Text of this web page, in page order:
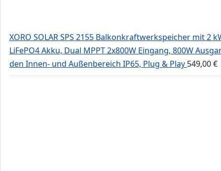
XORO SOLAR SPS 2155 Balkonkraftwerkspeicher mit 2
LiFePO4 Akku, Dual MPPT 2x800W Eingang, 800W
den Innen- und Außenbereich IP65, Plug & Play 549,00€